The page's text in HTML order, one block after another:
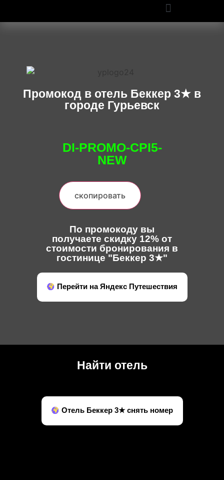
Промокод в отель Беккер 3★ в
городе Гурьевск
DI-PROMO-CPI5-
NEW
скопировать
По промокоду вы
получаете скидку 12% от
стоимости бронирования в
гостинице "Беккер 3★"
Перейти на Яндекс Путешествия
Найти отель
Отель Беккер 3★ снять номер